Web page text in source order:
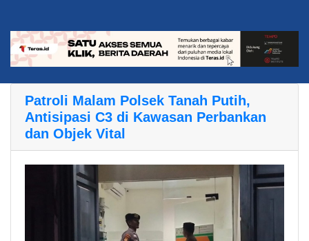
Patroli Malam Polsek Tanah Putih,
Antisipasi C3 di Kawasan Perbankan
dan Objek Vital